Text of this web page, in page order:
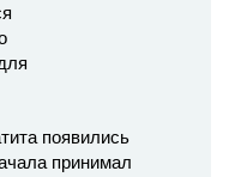
появились
принимал